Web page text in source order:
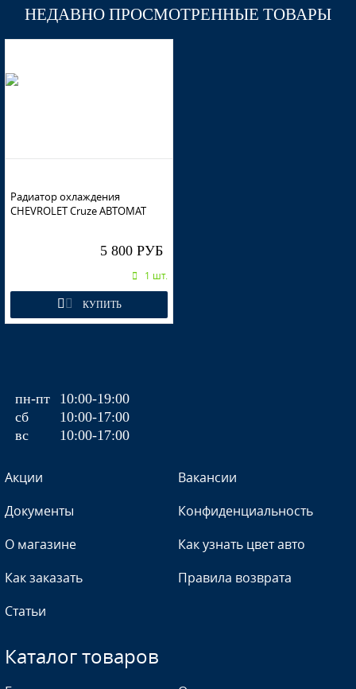
GCT - Moroccano Blue
GCT - Moroccano Blue
GCW - Misty Lake
НЕДАВНО ПРОСМОТРЕННЫЕ ТОВАРЫ
Радиатор охлаждения
CHEVROLET Cruze АВТОМАТ
5 800 РУБ
1 шт.
КУПИТЬ
пн-пт 10:00-19:00
сб
10:00-17:00
вс
10:00-17:00
Акции
Вакансии
Документы
Конфиденциальность
О магазине
Как узнать цвет авто
Как заказать
Правила возврата
Статьи
Каталог товаров